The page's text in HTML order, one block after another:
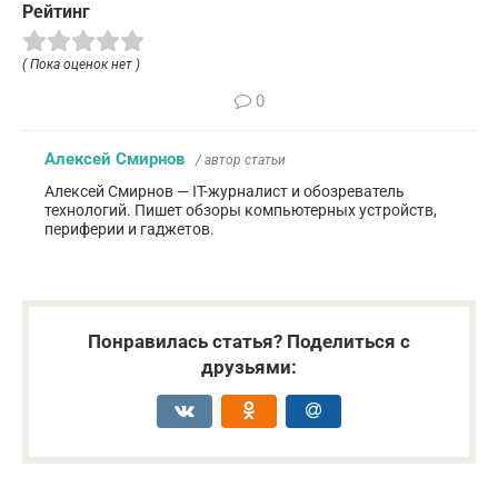
Рейтинг
( Пока оценок нет )
0
Алексей Смирнов / автор статьи
Алексей Смирнов — IT-журналист и обозреватель
технологий. Пишет обзоры компьютерных устройств,
периферии и гаджетов.
Понравилась статья? Поделиться с
друзьями: